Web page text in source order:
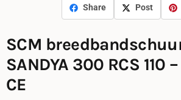
Share Post
SCM
SANDYA 300 RCS 110
CE